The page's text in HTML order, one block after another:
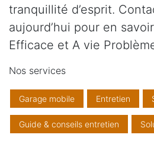
tranquillité d’esprit.
aujourd’hui pour en
Efficace et A vie
Nos services
Garage mobile Entretien
Guide & conseils entretien